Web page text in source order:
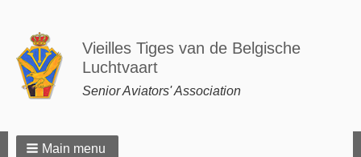
Vieilles Tiges van de Belgische
Luchtvaart
Senior Aviators' Association
Main menu